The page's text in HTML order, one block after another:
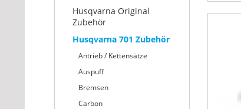
Husqvarna Original
Zubehör
Husqvarna 701 Zubehör
Antrieb / Kettensätze
Auspuff
Bremsen
Carbon